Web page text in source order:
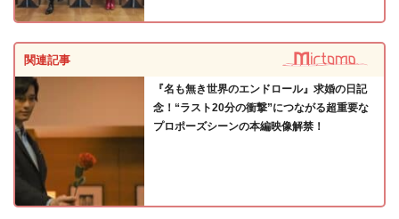
関連記事
『名も無き世界のエンドロール』求婚の日記
念！“ラスト20分の衝撃”につながる超重要な
プロポーズシーンの本編映像解禁！